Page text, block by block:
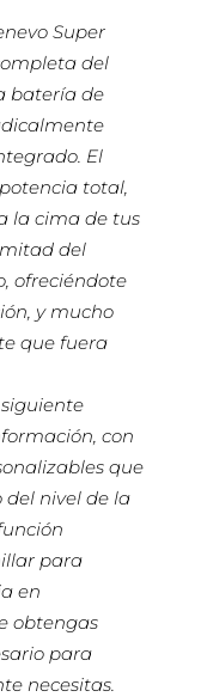
Super
del
batería de
El
total,
la cima de tus
del
ofreciéndote
y mucho
que fuera
con
que
del nivel de la
para
en
obtengas
para
necesitas.